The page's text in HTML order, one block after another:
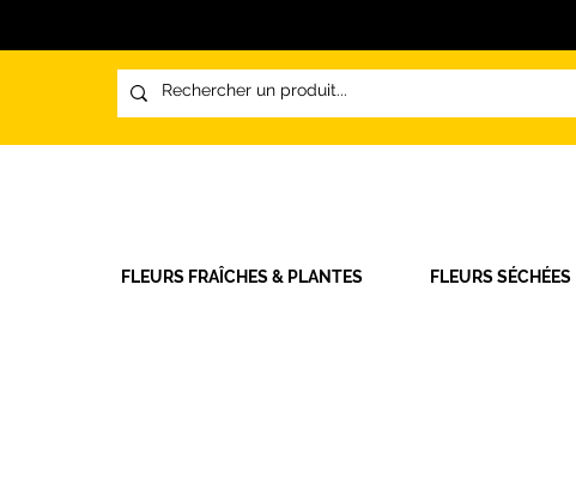
FLEURS FRAÎCHES & PLANTES FLEURS SÉCHÉES